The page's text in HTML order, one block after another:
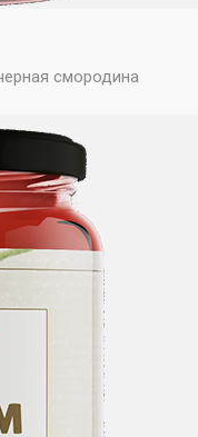
смородина